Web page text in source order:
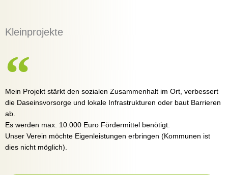
Kleinprojekte
Mein Projekt stärkt den sozialen Zusammenhalt im Ort, verbessert
die Daseinsvorsorge und lokale Infrastrukturen oder baut Barrieren
ab.
Es werden max. 10.000 Euro Fördermittel benötigt.
Unser Verein möchte Eigenleistungen erbringen (Kommunen ist
dies nicht möglich).